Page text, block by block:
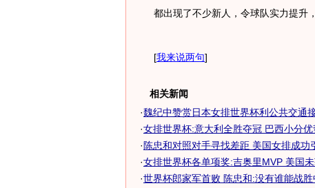
都出现了不少新人，令球队实力提升
[我来说两句]
相关新闻
·魏纪中赞赏日本女排世界杯利公共交通
·女排世界杯:意大利全胜夺冠 巴西小分优
· 陈忠和对照对手寻找差距 美国女排成功
·女排世界杯各单项奖:吉奥里MVP 美国
·世界杯郎家军首败 陈忠和:没有谁能战胜